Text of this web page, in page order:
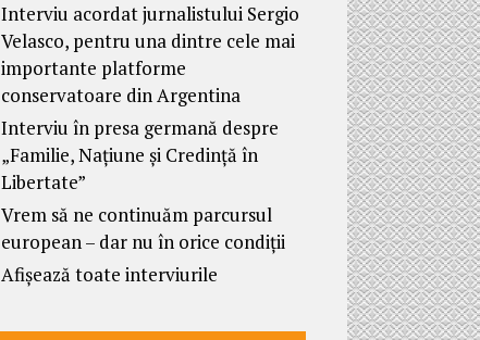
Interviu acordat jurnalistului Sergio
Velasco, pentru una dintre cele mai
importante platforme
conservatoare din Argentina
Interviu în presa germană despre
„Familie, Națiune și Credință în
Libertate”
Vrem să ne continuăm parcursul
european – dar nu în orice condiții
Afișează toate interviurile